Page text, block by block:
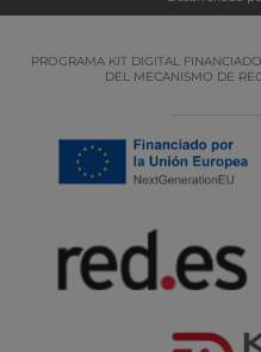
PROGRAMA KIT DIGITAL
DEL MECANISMO DE